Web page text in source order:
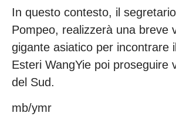
In questo contesto, il
Pompeo, realizzerà una breve
gigante asiatico per incontrare
Esteri WangYie poi proseguire
del Sud.
mb/ymr